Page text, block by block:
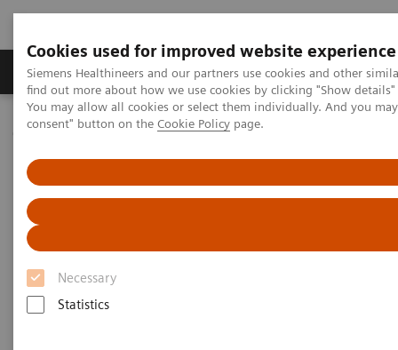
Cookies used for improved website experience
Siemens Healthineers and our partners use cookies and other
find out more about how we use cookies by clicking "Show
You may allow all cookies or select them individually. And you
consent" button on the Cookie Policy page.
Necessary
Statistics
Продукція та сервіси Клінічні галузі
Домашня
Медична візуалізація
MI World Summit 2026 Moments
Image 80
Image 80